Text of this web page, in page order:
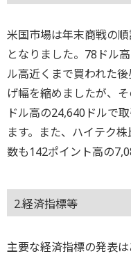
米国市場は年末商戦の
となりました。78ドル
ル高近くまで買われた
げ幅を縮めましたが、
ドル高の24,640ドルで
ます。また、ハイテク
数も142ポイント高の
2.経済指標等
主要な経済指標の発表は